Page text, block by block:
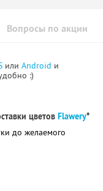
Вопросы по акции
или Android и
:)
цветов Flawery*
до желаемого